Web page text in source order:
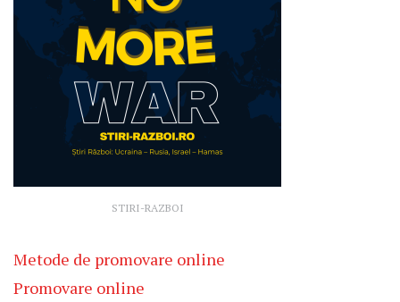
STIRI-RAZBOI
Metode de promovare online
Promovare online